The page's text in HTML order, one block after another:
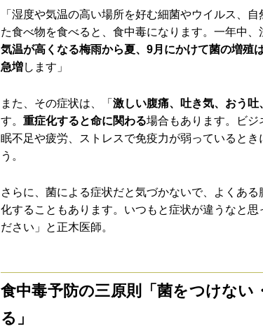
「湿度や気温の高い場所を好む細菌やウイルス、
た食べ物を食べると、食中毒になります。一年中
気温が高くなる梅雨から夏、9月にかけて菌の増殖
急増します」
また、その症状は、「 激しい腹痛、吐き気、おう吐
す。 重症化すると命に関わる場合もあります。ビ
眠不足や疲労、ストレスで免疫力が弱っているとき
う。
さらに、菌による症状だと気づかないで、よくあ
化することもあります。いつもと症状が違うなと思
ださい」と正木医師。
食中毒予防の三原則「菌をつけない
る」